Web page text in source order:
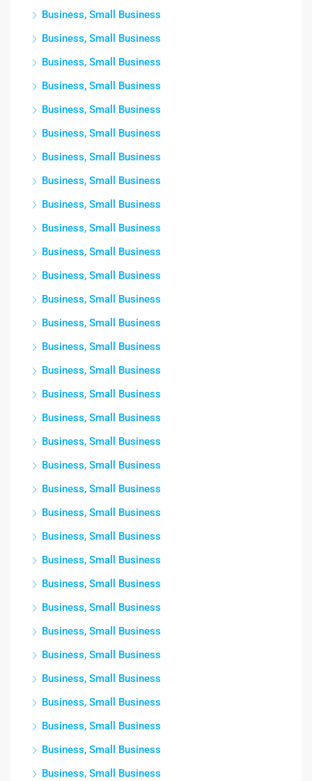
Business, Small Business
Business, Small Business
Business, Small Business
Business, Small Business
Business, Small Business
Business, Small Business
Business, Small Business
Business, Small Business
Business, Small Business
Business, Small Business
Business, Small Business
Business, Small Business
Business, Small Business
Business, Small Business
Business, Small Business
Business, Small Business
Business, Small Business
Business, Small Business
Business, Small Business
Business, Small Business
Business, Small Business
Business, Small Business
Business, Small Business
Business, Small Business
Business, Small Business
Business, Small Business
Business, Small Business
Business, Small Business
Business, Small Business
Business, Small Business
Business, Small Business
Business, Small Business
Business, Small Business